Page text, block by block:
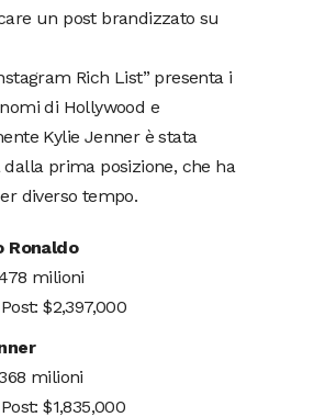
un post brandizzato su
Rich List” presenta i
di Hollywood e
Kylie Jenner è stata
dalla prima posizione, che ha
diverso tempo.
Ronaldo
milioni
$2,397,000
milioni
$1,835,000